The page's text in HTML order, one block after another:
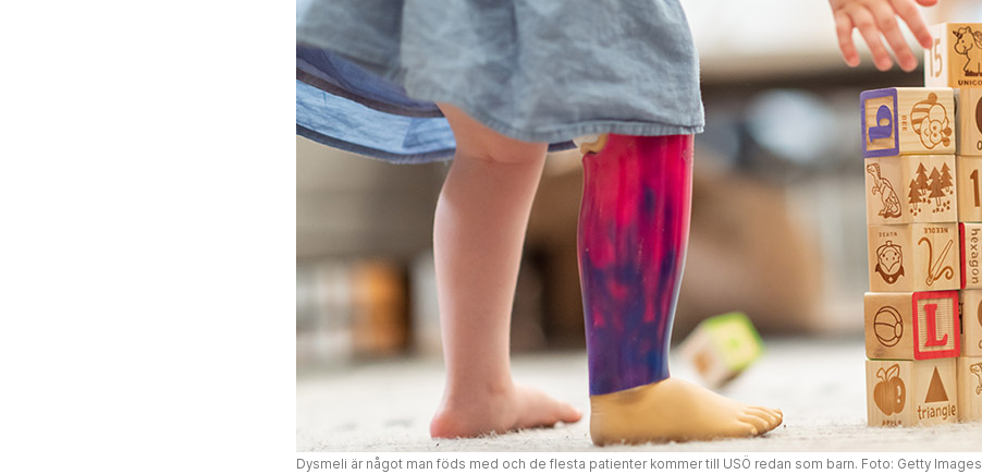
Dysmeli är något man föds med och de flesta patienter kommer till USÖ redan som barn. Foto: Getty Images